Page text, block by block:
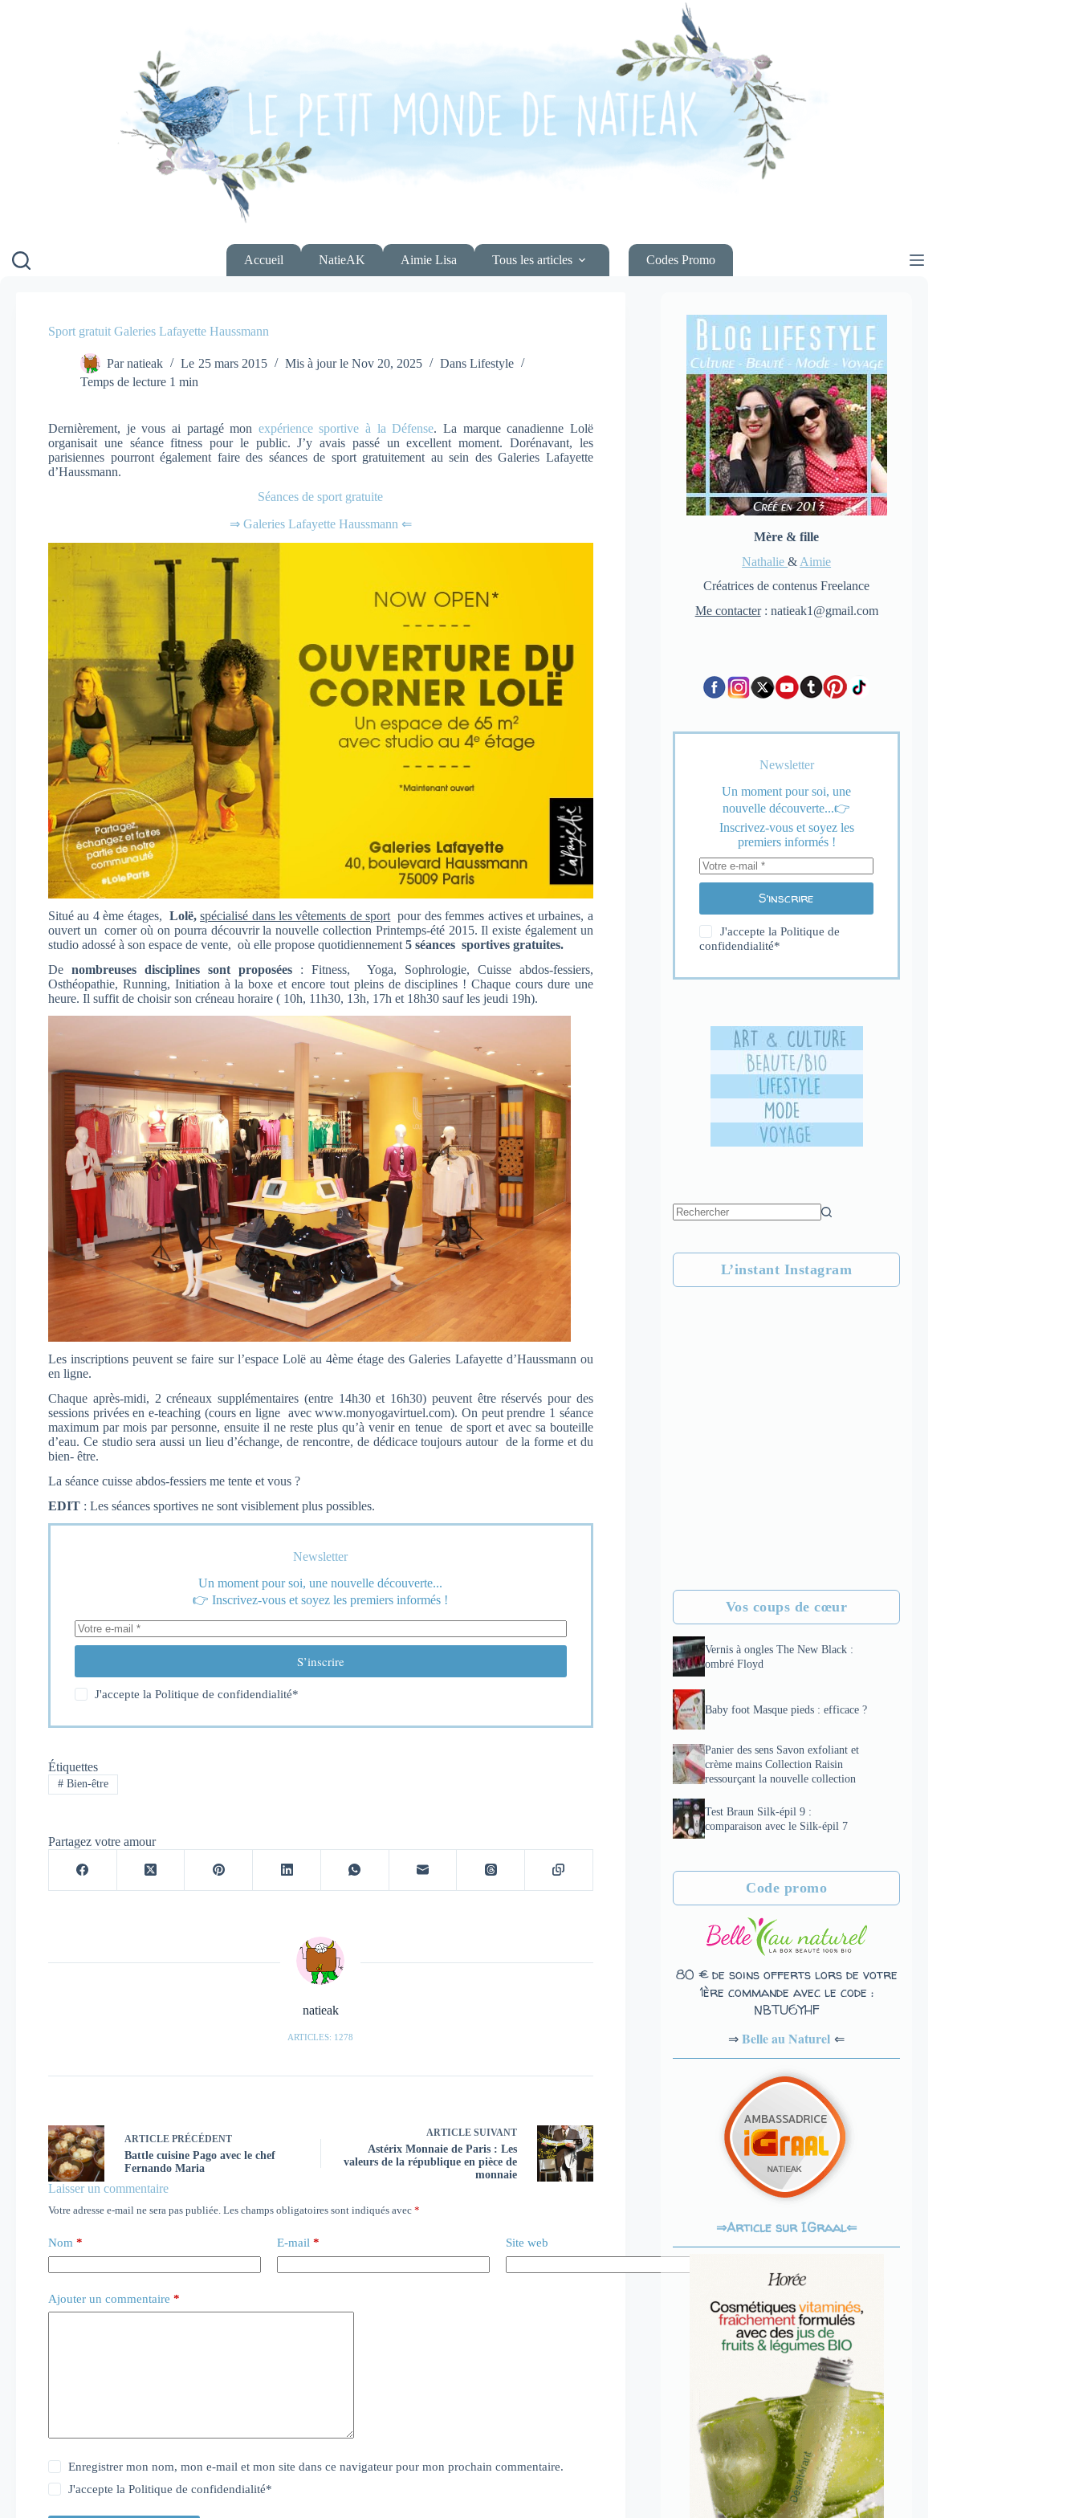
Accueil NatieAK Aimie Lisa Tous les articles Codes Promo
Sport gratuit Galeries Lafayette Haussmann
Par natieak Le 25 mars 2015 Mis à jour le Nov 20, 2025 Dans Lifestyle
Temps de lecture 1 min
Dernièrement, je vous ai partagé mon expérience sportive à la Défense. La marque canadienne Lolë
organisait une séance fitness pour le public. J’y avais passé un excellent moment. Dorénavant, les
parisiennes pourront également faire des séances de sport gratuitement au sein des Galeries Lafayette
d’Haussmann.
Séances de sport gratuite
⇒ Galeries Lafayette Haussmann ⇐
Situé au 4 ème étages, Lolë, spécialisé dans les vêtements de sport pour des femmes actives et urbaines, a
ouvert un corner où on pourra découvrir la nouvelle collection Printemps-été 2015. Il existe également un
studio adossé à son espace de vente, où elle propose quotidiennement 5 séances sportives gratuites.
Denombreuses disciplines sont proposées : Fitness, Yoga, Sophrologie, Cuisse abdos-fessiers,
Osthéopathie, Running, Initiation à la boxe et encore tout pleins de disciplines ! Chaque cours dure une
heure. Il suffit de choisir son créneau horaire ( 10h, 11h30, 13h, 17h et 18h30 sauf les jeudi 19h).
Les inscriptions peuvent se faire sur l’espace Lolë au 4ème étage des Galeries Lafayette d’Haussmann ou
en ligne.
Chaque après-midi, 2 créneaux supplémentaires (entre 14h30 et 16h30) peuvent être réservés pour des
sessions privées en e-teaching (cours en ligne avec www.monyogavirtuel.com). On peut prendre 1 séance
maximum par mois par personne, ensuite il ne reste plus qu’à venir en tenue de sport et avec sa bouteille
d’eau. Ce studio sera aussi un lieu d’échange, de rencontre, de dédicace toujours autour de la forme et du
bien- être.
La séance cuisse abdos-fessiers me tente et vous ?
EDIT : Les séances sportives ne sont visiblement plus possibles.
Newsletter
Un moment pour soi, une nouvelle découverte...
👉 Inscrivez-vous et soyez les premiers informés !
S’inscrire
J'accepte laPolitique de confidendialité*
Étiquettes
#Bien-être
Partagez votre amour
natieak
ARTICLES: 1278
ARTICLE PRÉCÉDENT
Battle cuisine Pago avec le chef
Fernando Maria
ARTICLESUIVANT
Astérix Monnaie de Paris : Les
valeurs de la république en pièce de
monnaie
Laisser un commentaire
Votre adresse e-mail ne sera pas publiée. Les champs obligatoires sont indiqués avec *
Nom * E-mail * Site web
Ajouter un commentaire *
Enregistrer mon nom, mon e-mail et mon site dans ce navigateur pour mon prochain commentaire.
J'accepte laPolitique de confidendialité*
Mère & fille
Nathalie& Aimie
Créatrices de contenus Freelance
Me contacter: natieak1@gmail.com
Newsletter
Un moment pour soi, une
nouvelle découverte...👉
Inscrivez-vous et soyez les
premiers informés !
S’inscrire
J'accepte la Politique de
confidendialité*
L’instant Instagram
Vos coups de cœur
Vernis à ongles The New Black :
ombré Floyd
Baby foot Masque pieds : efficace ?
Panier des sens Savon exfoliant et
crème mains Collection Raisin
ressourçant la nouvelle collection
Test Braun Silk-épil 9 :
comparaison avec le Silk-épil 7
Code promo
80 € de soins offerts lors de votre
1ère commande avec le code :
NBTU6YHF
⇒Belle au Naturel ⇐
⇒Article sur IGraal⇐